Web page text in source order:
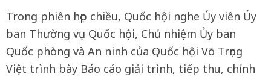
Trong phiên họp chiều, Quốc hội nghe Ủy viên Ủy
ban Thường vụ Quốc hội, Chủ nhiệm Ủy ban
Quốc phòng và An ninh của Quốc hội Võ Trọng
Việt trình bày Báo cáo giải trình, tiếp thu, chỉnh